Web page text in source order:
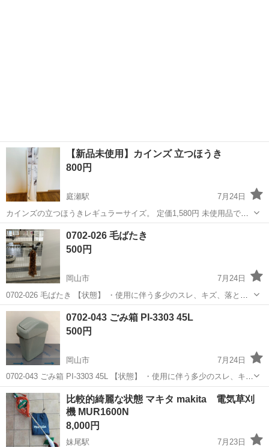
【新品未使用】カインズ 立つほうき
800円
庭瀬駅
7月24日
カインズの立つほうきレギュラーサイズ。 定価1,580円 未使用品です
が、自宅保管品のため外装含めて多少のスレや経年による変化がある
場合があります。商品状態は写真でご確認ください。 ※細かな見落と
しがある場合があり...
岡山 岡山市 掃除用具
0702-026 毛ばたき
500円
岡山市
7月24日
0702-026 毛ばたき 【状態】 ・使用に伴う多少のスレ、キズ、落とし
きれない汚れなどございます ・詳細は現地でご確認ください ・お値引
きは出来かねますのでご了承願います ※中古品のため、状態について
は...
岡山 岡山市 現地
0702-043 ごみ箱 PI-3303 45L
500円
岡山市
7月24日
0702-043 ごみ箱 PI-3303 45L 【状態】 ・使用に伴う多少のスレ、キ
ズ、落としきれない汚れなどございます ・詳細は現地でご確認くださ
い ・お値引きは出来かねますのでご了承願います ※中古品...
岡山 岡山市 掃除用具 現地
比較的綺麗な状態 マキタ makita 電気草刈
機 MUR1600N
8,000円
妹尾駅
7月23日